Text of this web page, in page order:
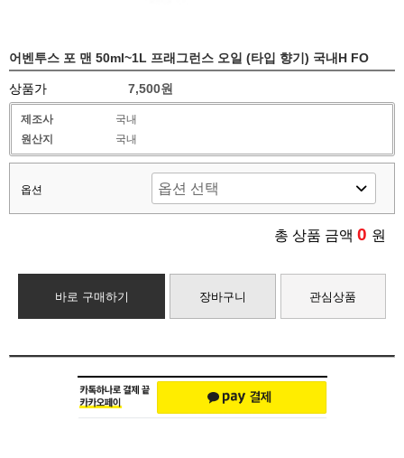
어벤투스 포 맨 50ml~1L 프래그런스 오일 (타입 향기) 국내H FO
상품가 7,500원
제조사
국내
원산지
국내
옵션
총 상품 금액 0 원
바로 구매하기 장바구니 관심상품